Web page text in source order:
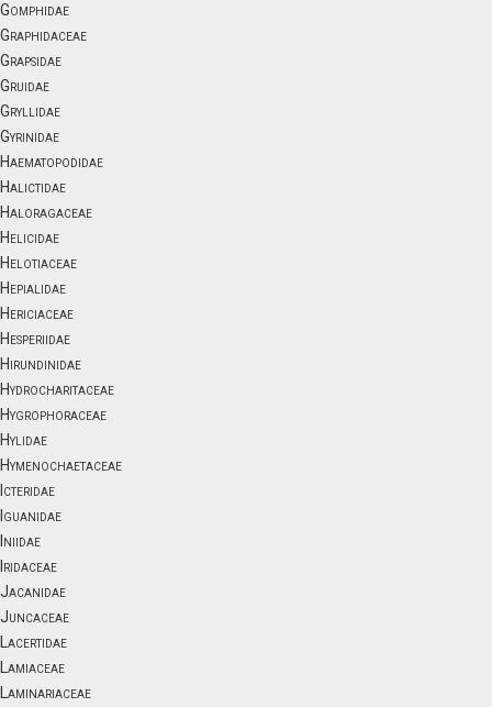
Gomphidae
Graphidaceae
Grapsidae
Gruidae
Gryllidae
Gyrinidae
Haematopodidae
Halictidae
Haloragaceae
Helicidae
Helotiaceae
Hepialidae
Hericiaceae
Hesperiidae
Hirundinidae
Hydrocharitaceae
Hygrophoraceae
Hylidae
Hymenochaetaceae
Icteridae
Iguanidae
Iniidae
Iridaceae
Jacanidae
Juncaceae
Lacertidae
Lamiaceae
Laminariaceae